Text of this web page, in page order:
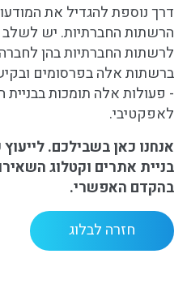
דרך נוספת להגדיל את
הרשתות החברתיות. יש
לרשתות החברתיות בהן
ברשתות אלה בפרסומים
- פעולות אלה תומכות בבניית
לאפקטיבי.
אנחנו כאן בשבילכם.
בניית אתרים וקטלוג
בהקדם האפשרי.
חזרה לבלוג